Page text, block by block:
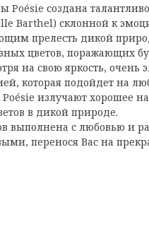
Poésie создана
Barthel) склонной к
прелесть дикой
цветов, поражающих
на свою яркость, очень
которая подойдет на
излучают хорошее
в дикой природе.
выполнена с любовью и
перенося Вас на